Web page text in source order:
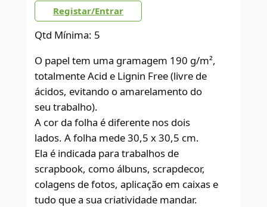
Registar/Entrar
Qtd Mínima: 5
O papel tem uma gramagem 190 g/m²,
totalmente Acid e Lignin Free (livre de
ácidos, evitando o amarelamento do
seu trabalho).
A cor da folha é diferente nos dois
lados. A folha mede 30,5 x 30,5 cm.
Ela é indicada para trabalhos de
scrapbook, como álbuns, scrapdecor,
colagens de fotos, aplicação em caixas e
tudo que a sua criatividade mandar.